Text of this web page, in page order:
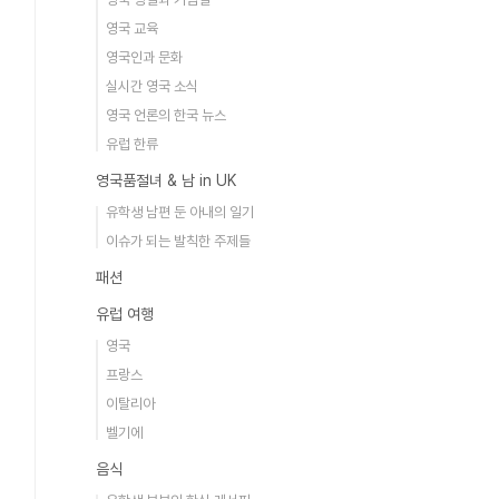
영국 교육
영국인과 문화
실시간 영국 소식
영국 언론의 한국 뉴스
유럽 한류
영국품절녀 & 남 in UK
유학생 남편 둔 아내의 일기
이슈가 되는 발칙한 주제들
패션
유럽 여행
영국
프랑스
이탈리아
벨기에
음식